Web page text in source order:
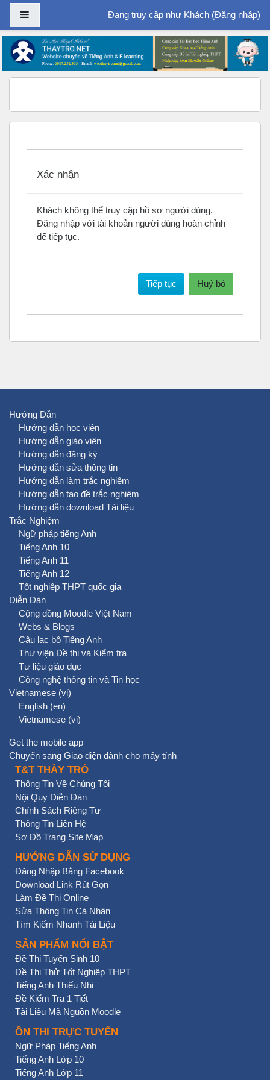
Chuyển tới nội dung chính
Bảng điều khiển cạnhĐang truy cập như Khách (Đăng nhập)
Xác nhận
Khách không thể truy cập hồ sơ người dùng.
Đăng nhập với tài khoản người dùng hoàn chỉnh
để tiếp tục.
Tiếp tục Huỷ bỏ
Hướng Dẫn
Hướng dẫn học viên
Hướng dẫn giáo viên
Hướng dẫn đăng ký
Hướng dẫn sửa thông tin
Hướng dẫn làm trắc nghiệm
Hướng dẫn tạo đề trắc nghiệm
Hướng dẫn download Tài liệu
Trắc Nghiệm
Ngữ pháp tiếng Anh
Tiếng Anh 10
Tiếng Anh 11
Tiếng Anh 12
Tốt nghiệp THPT quốc gia
Diễn Đàn
Cộng đồng Moodle Việt Nam
Webs & Blogs
Câu lạc bộ Tiếng Anh
Thư viện Đề thi và Kiểm tra
Tư liệu giáo dục
Công nghệ thông tin và Tin học
Vietnamese ‎(vi)‎
English ‎(en)‎
Vietnamese ‎(vi)‎
Get the mobile app
Chuyển sang Giao diện dành cho máy tính
T&T THẦY TRÒ
Thông Tin Về Chúng Tôi
Nội Quy Diễn Đàn
Chính Sách Riêng Tư
Thông Tin Liên Hệ
Sơ Đồ Trang Site Map
HƯỚNG DẪN SỬ DỤNG
Đăng Nhập Bằng Facebook
Download Link Rút Gọn
Làm Đề Thi Online
Sửa Thông Tin Cá Nhân
Tìm Kiếm Nhanh Tài Liệu
SẢN PHẨM NỔI BẬT
Đề Thi Tuyển Sinh 10
Đề Thi Thử Tốt Nghiệp THPT
Tiếng Anh Thiếu Nhi
Đề Kiểm Tra 1 Tiết
Tài Liệu Mã Nguồn Moodle
ÔN THI TRỰC TUYẾN
Ngữ Pháp Tiếng Anh
Tiếng Anh Lớp 10
Tiếng Anh Lớp 11